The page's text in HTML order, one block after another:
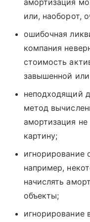
амортизация
или, наоборот,
ошибочная
компания
стоимость
завышенной
неподходящий
метод
амортизация
картину;
игнорирование
например,
начислять
объекты;
игнорирование